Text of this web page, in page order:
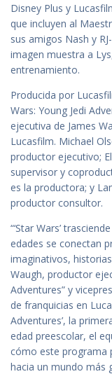
Disney Plus y
que incluyen al
sus amigos Nash y
imagen muestra a
entrenamiento.
Producida por
Wars: Young Jedi
ejecutiva de James
Lucasfilm. Michael
productor ejecutivo;
supervisor y
es la productora; y
productor consultor.
“‘Star Wars’
edades se conectan
imaginativos,
Waugh, productor
Adventures” y
de franquicias en
Adventures’, la
edad preescolar, el
cómo este programa
hacia un mundo más